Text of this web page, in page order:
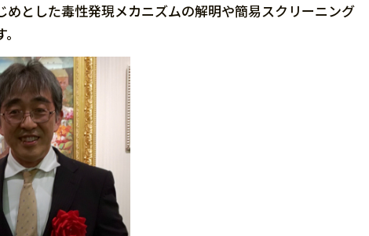
とした毒性発現メカニズムの解明や簡易スクリーニング